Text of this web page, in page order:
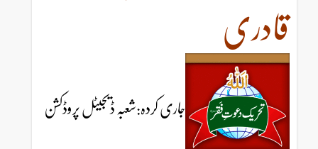
قادری
جاری کردہ:شعبہ ڈیجیٹل پروڈکشن